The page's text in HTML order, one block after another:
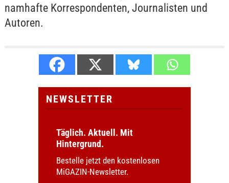
namhafte Korrespondenten, Journalisten und
Autoren.
NEWSLETTER
Täglich. Aktuell. Mit
Hintergrund.
Bestelle jetzt den kostenlosen
MiGAZIN-Newsletter.